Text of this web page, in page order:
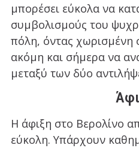
μπορέσει εύκολα να
συμβολισμούς του
πόλη, όντας χωρισμένη
ακόμη και σήμερα να
μεταξύ των δύο
Η άφιξη στο Βερολίνο
εύκολη. Υπάρχουν